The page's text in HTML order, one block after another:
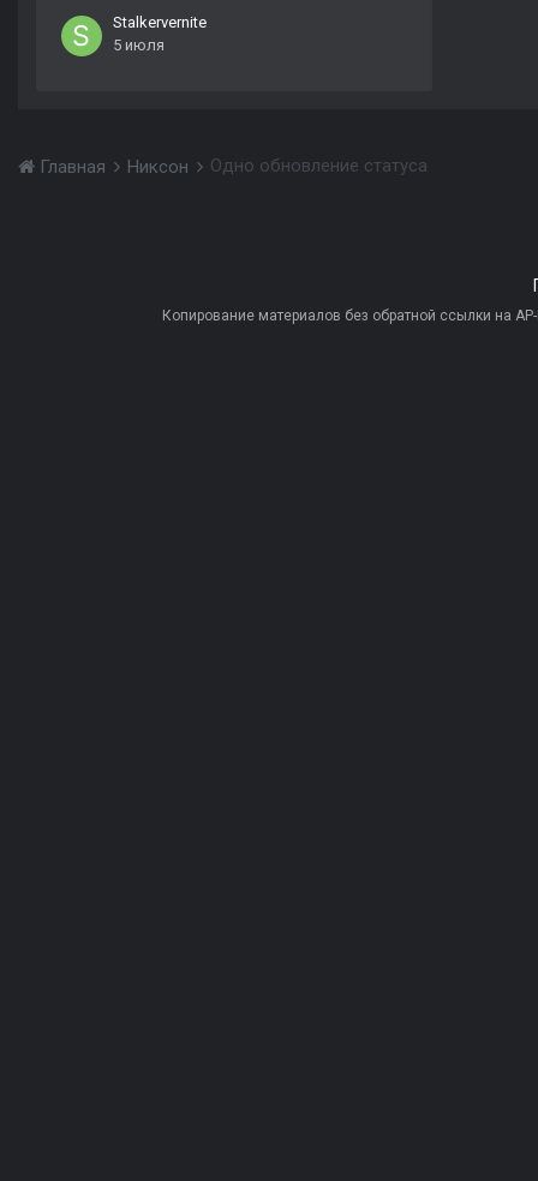
Stalkervernite
5 июля
Главная Никсон Одно обновление статуса
Копирование материалов без обратной ссылки на